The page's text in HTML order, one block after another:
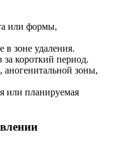
или формы,
в зоне удаления.
за короткий период.
зоны,
или планируемая